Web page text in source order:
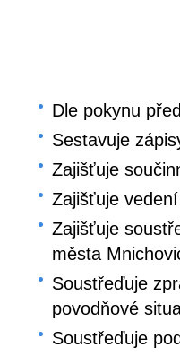
Dle pokynu
Sestavuje
Zajišťuje
Zajišťuje
Zajišťuje
města
Soustřeďuje
povodňové
Soustřeďuje